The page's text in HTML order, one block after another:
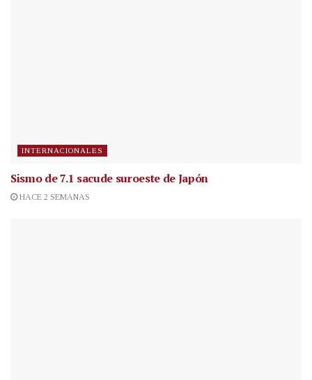
INTERNACIONALES
Sismo de 7.1 sacude suroeste de Japón
HACE 2 SEMANAS